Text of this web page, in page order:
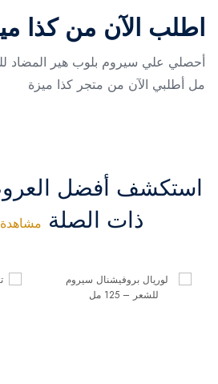
اطلب الآن من كذا
مل أطلبي الآن من متجر كذا ميزة
استكشف أفضل
ذات الصلة